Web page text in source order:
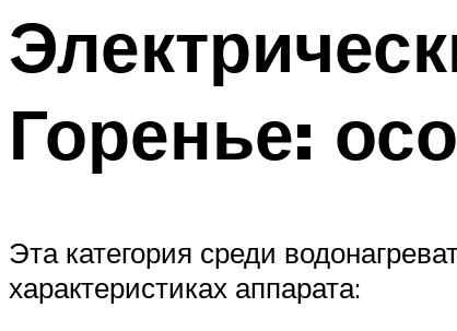
Горенье:
Эта категория среди
характеристиках аппарата: